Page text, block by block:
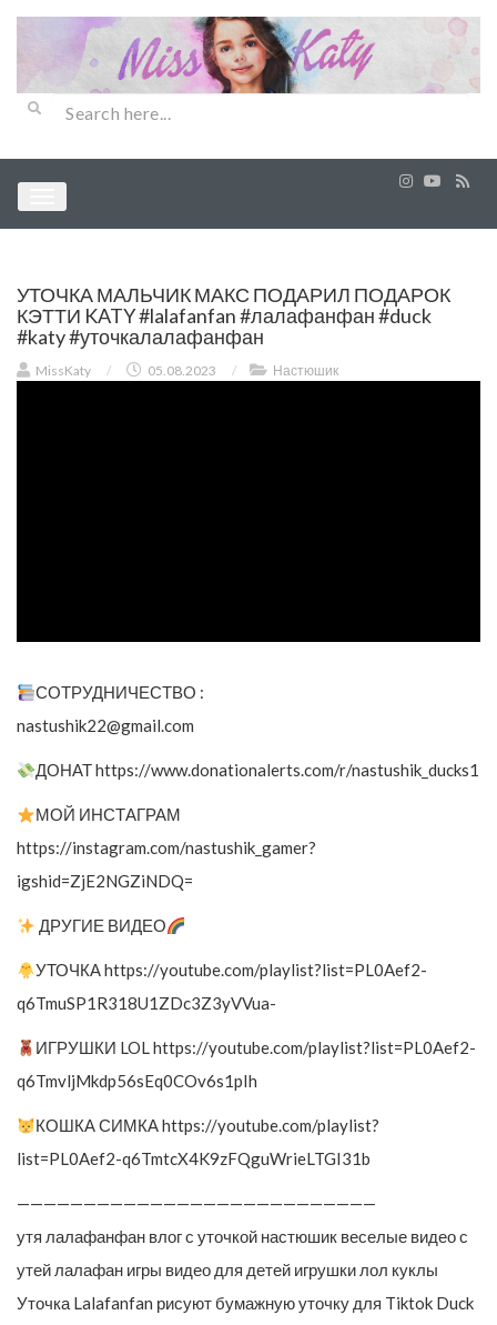
УТОЧКА МАЛЬЧИК МАКС ПОДАРИЛ ПОДАРОК
КЭТТИ KATY #lalafanfan #лалафанфан #duck
#katy #уточкалалафанфан
MissKaty / 05.08.2023 / Настюшик
СОТРУДНИЧЕСТВО :
nastushik22@gmail.com
ДОНАТ https://www.donationalerts.com/r/nastushik_ducks1
МОЙ ИНСТАГРАМ
https://instagram.com/nastushik_gamer?
igshid=ZjE2NGZiNDQ=
ДРУГИЕ ВИДЕО
УТОЧКА https://youtube.com/playlist?list=PL0Aef2-
q6TmuSP1R318U1ZDc3Z3yVVua-
ИГРУШКИ LOL https://youtube.com/playlist?list=PL0Aef2-
q6TmvljMkdp56sEq0COv6s1pIh
КОШКА СИМКА https://youtube.com/playlist?
list=PL0Aef2-q6TmtcX4K9zFQguWrieLTGI31b
———————————————————————————
утя лалафанфан влог с уточкой настюшик веселые видео с
утей лалафан игры видео для детей игрушки лол куклы
Уточка Lalafanfan рисуют бумажную уточку для Tiktok Duck